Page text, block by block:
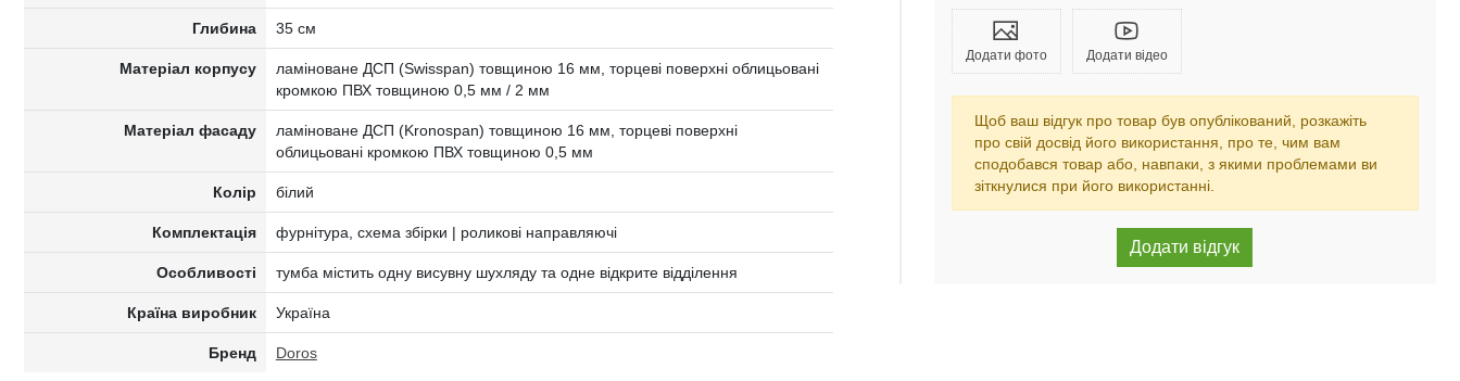
Глибина 35 см
Матеріал корпусу
ламіноване ДСП (Swisspan) товщиною 16 мм, торцеві поверхні облицьовані
кромкою ПВХ товщиною 0,5 мм / 2 мм
Матеріал фасаду
ламіноване ДСП (Kronospan) товщиною 16 мм, торцеві поверхні
облицьовані кромкою ПВХ товщиною 0,5 мм
Колір білий
Комплектація фурнітура, схема збірки | роликові направляючі
Особливості тумба містить одну висувну шухляду та одне відкрите відділення
Країна виробник Україна
Бренд Doros
Додати фото Додати відео
Щоб ваш відгук про товар був опублікований, розкажіть
про свій досвід його використання, про те, чим вам
сподобався товар або, навпаки, з якими проблемами ви
зіткнулися при його використанні.